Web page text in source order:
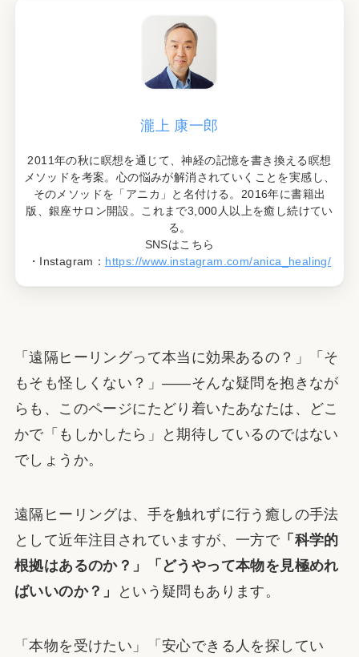
瀧上 康一郎
2011年の秋に瞑想を通じて、神経の記憶を書き換える瞑想
メソッドを考案。心の悩みが解消されていくことを実感し、
そのメソッドを「アニカ」と名付ける。2016年に書籍出
版、銀座サロン開設。これまで3,000人以上を癒し続けてい
る。
SNSはこちら
・Instagram： https://www.instagram.com/anica_healing/
「遠隔ヒーリングって本当に効果あるの？」「そ
もそも怪しくない？」——そんな疑問を抱きなが
らも、このページにたどり着いたあなたは、どこ
かで「もしかしたら」と期待しているのではない
でしょうか。
遠隔ヒーリングは、手を触れずに行う癒しの手法
として近年注目されていますが、一方で「科学的
根拠はあるのか？」「どうやって本物を見極めれ
ばいいのか？」
という疑問もあります。
「本物を受けたい」「安心できる人を探してい